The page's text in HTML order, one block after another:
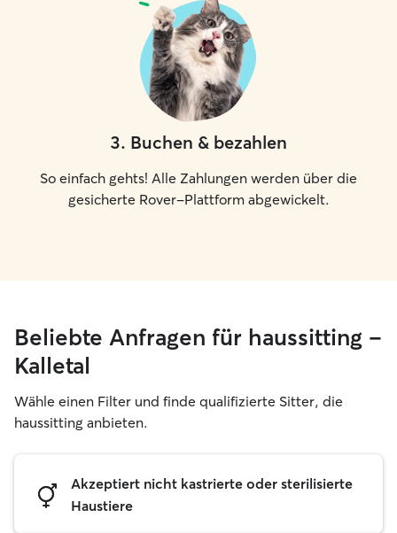
3. Buchen & bezahlen
So einfach gehts! Alle Zahlungen werden über die
gesicherte Rover-Plattform abgewickelt.
Beliebte Anfragen für haussitting –
Kalletal
Wähle einen Filter und finde qualifizierte Sitter, die
haussitting anbieten.
Akzeptiert nicht kastrierte oder sterilisierte
Haustiere